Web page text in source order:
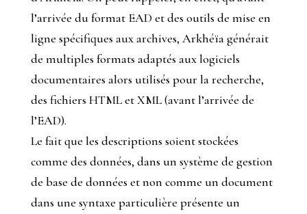
l’arrivée du format EAD et des outils de mise en
ligne spécifiques aux archives, Arkhéïa générait
de multiples formats adaptés aux logiciels
documentaires alors utilisés pour la recherche,
des fichiers HTML et XML (avant l’arrivée de
l’EAD).
Le fait que les descriptions soient stockées
comme des données, dans un système de gestion
de base de données et non comme un document
dans une syntaxe particulière présente un